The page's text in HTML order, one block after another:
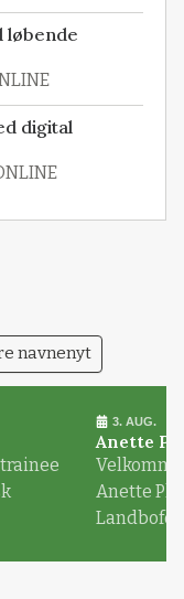
løbende
digital
navnenyt
3. AUG.
Anette
Anette